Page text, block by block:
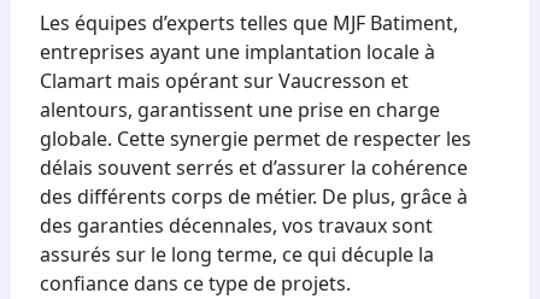
Les équipes d’experts telles que MJF Batiment,
entreprises ayant une implantation locale à
Clamart mais opérant sur Vaucresson et
alentours, garantissent une prise en charge
globale. Cette synergie permet de respecter les
délais souvent serrés et d’assurer la cohérence
des différents corps de métier. De plus, grâce à
des garanties décennales, vos travaux sont
assurés sur le long terme, ce qui décuple la
confiance dans ce type de projets.